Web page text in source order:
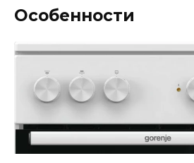
Особенности